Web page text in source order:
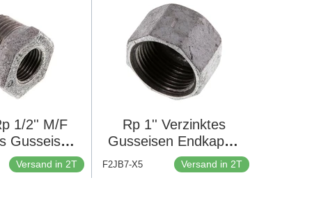
1/2'' M/F
Gusseisen
25 Bar [5
Versand in 2T
Rp 1'' Verzinktes
Gusseisen Endkappe
25 Bar [5 Stück]
F2JB7-X5 Versand in 2T